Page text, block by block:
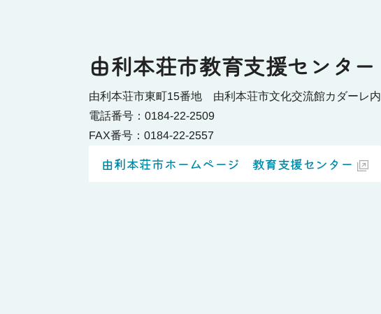
由利本荘市教育支援センター
由利本荘市東町15番地 由利本荘市文化交流館カダーレ内
電話番号：0184-22-2509
FAX番号：0184-22-2557
由利本荘市ホームページ 教育支援センター